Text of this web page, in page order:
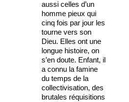
aussi celles d’un
homme pieux qui
cinq fois par jour les
tourne vers son
Dieu. Elles ont une
longue histoire, on
s’en doute. Enfant, il
a connu la famine
du temps de la
collectivisation, des
brutales réquisitions